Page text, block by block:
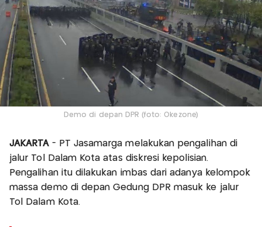
Demo di depan DPR (foto: Okezone)
JAKARTA- PT Jasamarga melakukan pengalihan di
jalur Tol Dalam Kota atas diskresi kepolisian.
Pengalihan itu dilakukan imbas dari adanya kelompok
massa demo di depan Gedung DPR masuk ke jalur
Tol Dalam Kota.